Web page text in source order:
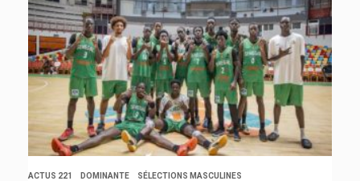
ACTUS 221 DOMINANTE
SÉLECTIONS MASCULINES